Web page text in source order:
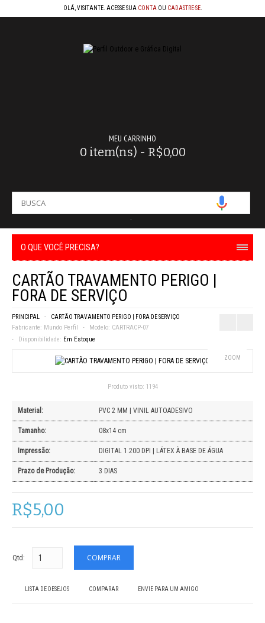
OLÁ, VISITANTE. ACESSE SUA CONTA OU CADASTRE-SE.
MEU CARRINHO
0 item(ns) - R$0,00
-
O QUE VOCÊ PRECISA?
CARTÃO TRAVAMENTO PERIGO |
FORA DE SERVIÇO
PRINCIPAL CARTÃO TRAVAMENTO PERIGO | FORA DE SERVIÇO
Fabricante: Mundo Perfil Modelo: CARTRACP-07
Disponibilidade: Em Estoque
ZOOM
Produto visto: 1194
Material: PVC 2 MM | VINIL AUTOADESIVO
Tamanho: 08x14 cm
Impressão: DIGITAL 1.200 DPI | LÁTEX À BASE DE ÁGUA
Prazo de Produção: 3 DIAS
R$5,00
Qtd:
LISTA DE DESEJOS COMPARAR ENVIE PARA UM AMIGO